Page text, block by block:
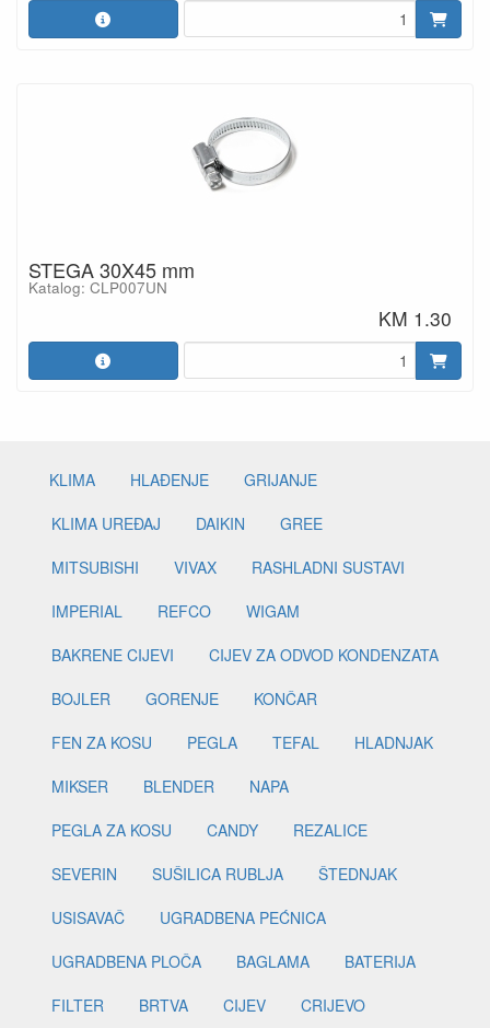
STEGA 30X45 mm
Katalog: CLP007UN
KM 1.30
KLIMA HLAĐENJE
GRIJANJE
KLIMA UREĐAJ
DAIKIN
GREE
MITSUBISHI
VIVAX
RASHLADNI SUSTAVI
IMPERIAL
REFCO
WIGAM
BAKRENE CIJEVI
CIJEV ZA ODVOD KONDENZATA
BOJLER
GORENJE
KONČAR
FEN ZA KOSU
PEGLA TEFAL
HLADNJAK
MIKSER
BLENDER
NAPA
PEGLA ZA KOSU
CANDY
REZALICE
SEVERIN
SUŠILICA RUBLJA
ŠTEDNJAK
USISAVAČ
UGRADBENA PEĆNICA
UGRADBENA PLOČA
BAGLAMA
BATERIJA
FILTER
BRTVA CIJEV
CRIJEVO